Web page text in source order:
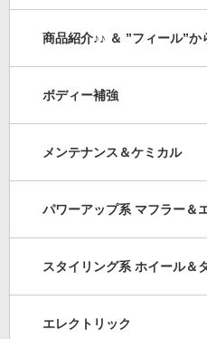
商品紹介♪♪ ＆ ”フィール”か
ボディー補強
メンテナンス＆ケミカル
パワーアップ系 マフラー＆
スタイリング系 ホイール＆
エレクトリック